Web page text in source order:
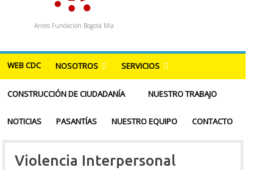
Antes Fundación Bogotá Mía
WEB CDC NOSOTROS SERVICIOS
CONSTRUCCIÓN DE CIUDADANÍA NUESTRO TRABAJO
NOTICIAS PASANTÍAS NUESTRO EQUIPO CONTACTO
Violencia Interpersonal